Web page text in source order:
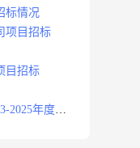
标情况
项目招标
目招标
2025年度补